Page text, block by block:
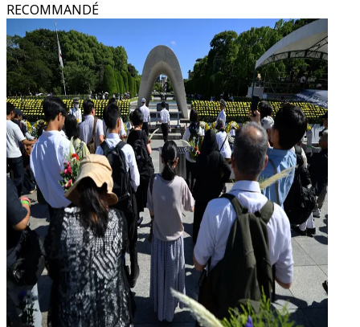
RECOMMANDÉ